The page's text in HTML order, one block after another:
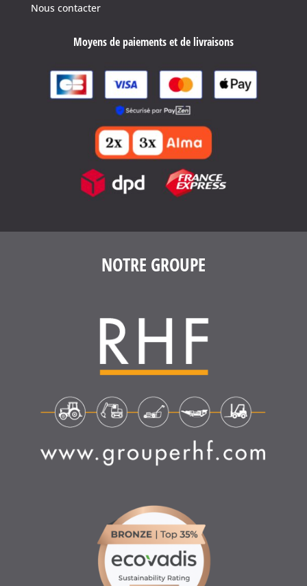
Nous contacter
Moyens de paiements et de livraisons
NOTRE GROUPE